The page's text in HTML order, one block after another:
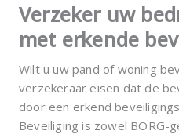
Verzeker uw
met erkende
Wilt u uw pand of woning
verzekeraar eisen dat de
door een erkend
Beveiliging is zowel BORG-